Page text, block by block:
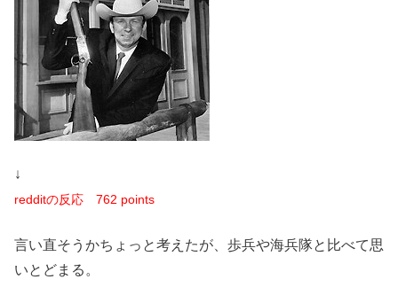
↓
redditの反応 762 points
言い直そうかちょっと考えたが、歩兵や海兵隊と比べて思
いとどまる。